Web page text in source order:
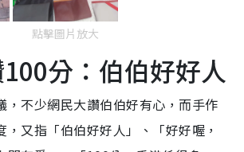
點擊圖片放大
分：伯伯好好人
，不少網民大讚伯伯好有心，而手作
，又指「伯伯好好人」、「好好喔，